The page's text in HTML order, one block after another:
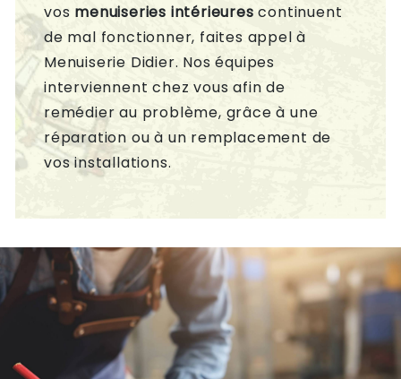
vos menuiseries intérieures continuent
de mal fonctionner, faites appel à
Menuiserie Didier. Nos équipes
interviennent chez vous afin de
remédier au problème, grâce à une
réparation ou à un remplacement de
vos installations.